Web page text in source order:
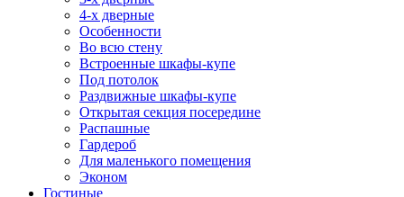
4-х дверные
Особенности
Во всю стену
Встроенные шкафы-купе
Под потолок
Раздвижные шкафы-купе
Открытая секция посередине
Распашные
Гардероб
Для маленького помещения
Эконом
Гостиные